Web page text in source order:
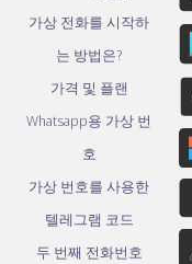
가상 전화를 시작하
는 방법은?
가격 및 플랜
Whatsapp용 가상 번
호
가상 번호를 사용한
텔레그램 코드
두 번째 전화번호